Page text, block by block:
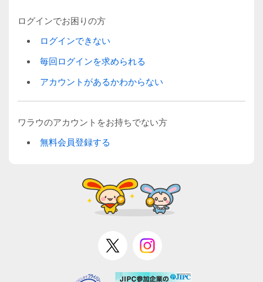
ログインでお困りの方
ログインできない
毎回ログインを求められる
アカウントがあるかわからない
ワラウのアカウントをお持ちでない方
無料会員登録する